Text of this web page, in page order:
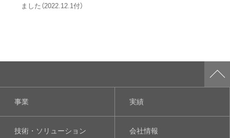
ました（2022.12.1付）
事業 実績
技術・ソリューション 会社情報